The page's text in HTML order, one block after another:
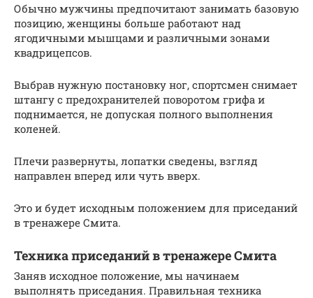
Обычно мужчины предпочитают занимать базовую
позицию, женщины больше работают над
ягодичными мышцами и различными зонами
квадрицепсов.
Выбрав нужную постановку ног, спортсмен снимает
штангу с предохранителей поворотом грифа и
поднимается, не допуская полного выполнения
коленей.
Плечи развернуты, лопатки сведены, взгляд
направлен вперед или чуть вверх.
Это и будет исходным положением для приседаний
в тренажере Смита.
Техника приседаний в тренажере Смита
Заняв исходное положение, мы начинаем
выполнять приседания. Правильная техника